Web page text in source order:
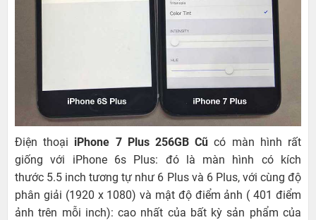
Điện thoại iPhone 7 Plus 256GB Cũ có màn hình rất
giống với iPhone 6s Plus: đó là màn hình có kích
thước 5.5 inch tương tự như 6 Plus và 6 Plus, với cùng độ
phân giải (1920 x 1080) và mật độ điểm ảnh ( 401 điểm
ảnh trên mỗi inch): cao nhất của bất kỳ sản phẩm của